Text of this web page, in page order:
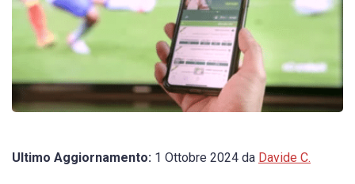
Ultimo Aggiornamento: 1 Ottobre 2024 da Davide C.